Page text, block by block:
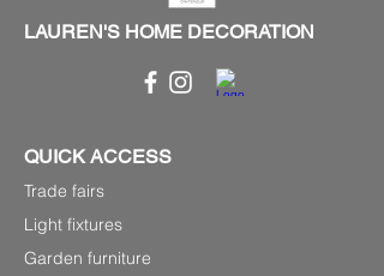
LAUREN'S HOME DECORATION
QUICK ACCESS
Trade fairs
Light fixtures
Garden furniture